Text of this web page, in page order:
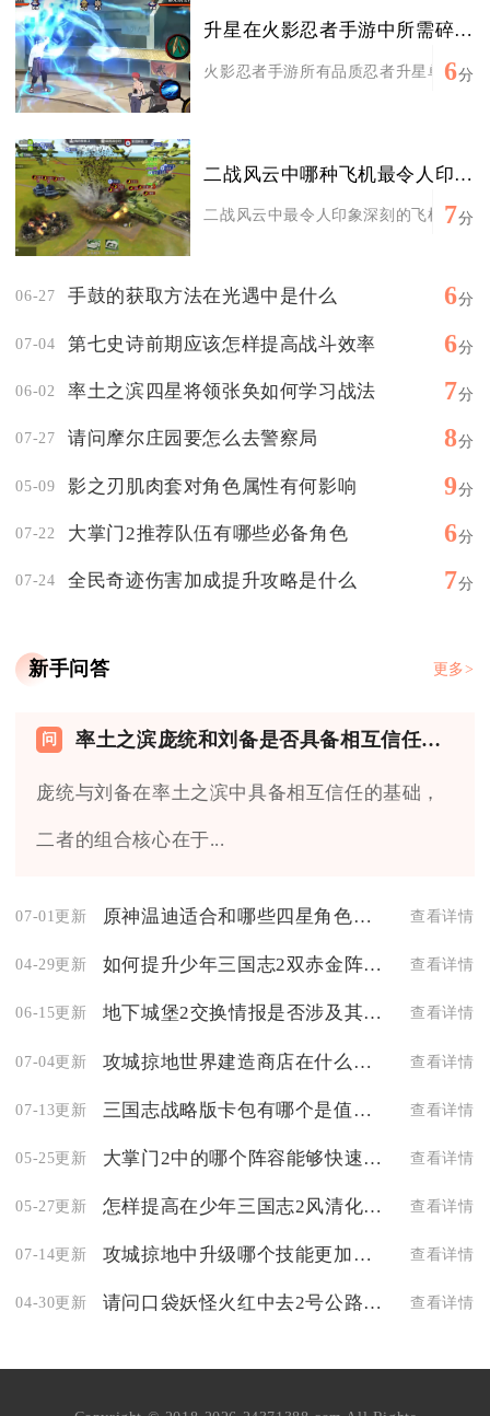
升星在火影忍者手游中所需碎片数量是多少
火影忍者手游所有品质忍者升星单段消
6分
二战风云中哪种飞机最令人印象深刻
二战风云中最令人印象深刻的飞机是德
7分
06-27 手鼓的获取方法在光遇中是什么 6分
07-04 第七史诗前期应该怎样提高战斗效率 6分
06-02 率土之滨四星将领张奂如何学习战法 7分
07-27 请问摩尔庄园要怎么去警察局 8分
05-09 影之刃肌肉套对角色属性有何影响 9分
07-22 大掌门2推荐队伍有哪些必备角色 6分
07-24 全民奇迹伤害加成提升攻略是什么 7分
新手问答 更多>
率土之滨庞统和刘备是否具备相互信任的基础
庞统与刘备在率土之滨中具备相互信任的基础，
二者的组合核心在于...
07-01更新 原神温迪适合和哪些四星角色组队呢 查看详情
04-29更新 如何提升少年三国志2双赤金阵容的战力 查看详情
06-15更新 地下城堡2交换情报是否涉及其他玩家互动 查看详情
07-04更新 攻城掠地世界建造商店在什么地方 查看详情
07-13更新 三国志战略版卡包有哪个是值得抽的 查看详情
05-25更新 大掌门2中的哪个阵容能够快速到达京城 查看详情
05-27更新 怎样提高在少年三国志2风清化煞的胜率 查看详情
07-14更新 攻城掠地中升级哪个技能更加有效 查看详情
04-30更新 请问口袋妖怪火红中去2号公路的方法是什么 查看详情